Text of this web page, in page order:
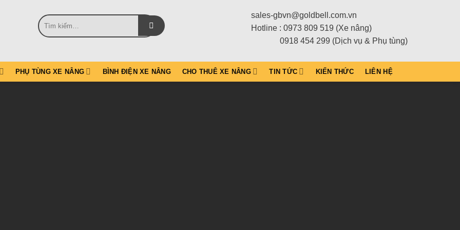
Tìm
kiếm:
sales-gbvn@goldbell.com.vn
Hotline : 0973 809 519 (Xe nâng)
0918 454 299 (Dịch vụ & Phụ tùng)
PHỤ TÙNG XE NÂNG BÌNH ĐIỆN XE NÂNG CHO THUÊ XE NÂNG TIN TỨC KIẾN THỨC LIÊN HỆ